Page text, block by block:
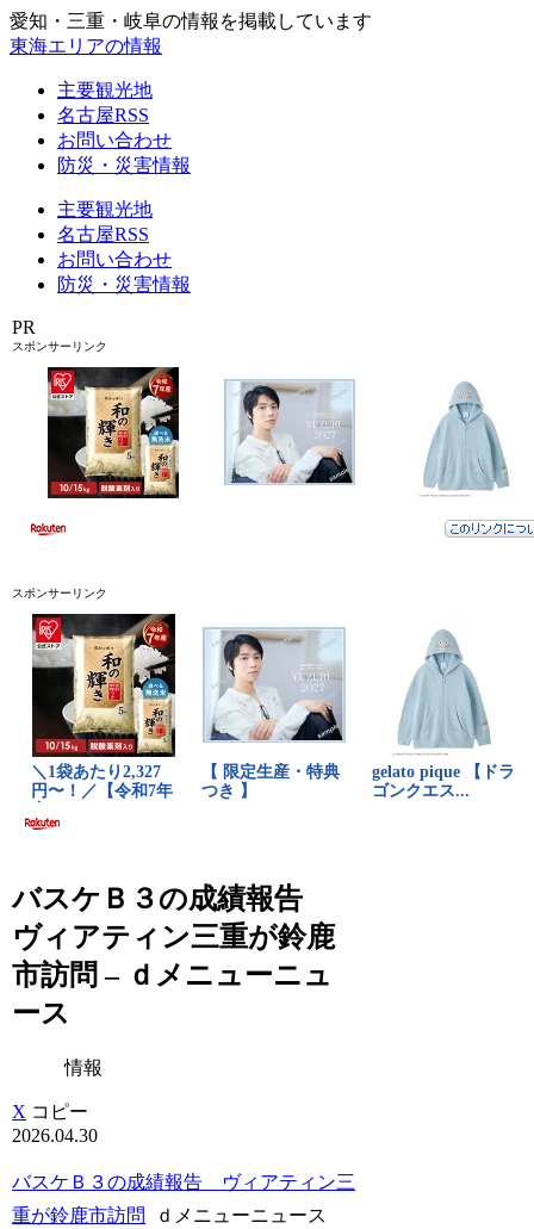
愛知・三重・岐阜の情報を掲載しています
東海エリアの情報
主要観光地
名古屋RSS
お問い合わせ
防災・災害情報
主要観光地
名古屋RSS
お問い合わせ
防災・災害情報
PR
スポンサーリンク
スポンサーリンク
バスケＢ３の成績報告
ヴィアティン三重が鈴鹿
市訪問 – ｄメニューニュ
ース
情報
X コピー
2026.04.30
バスケＢ３の成績報告 ヴィアティン三
重が鈴鹿市訪問
ｄメニューニュース